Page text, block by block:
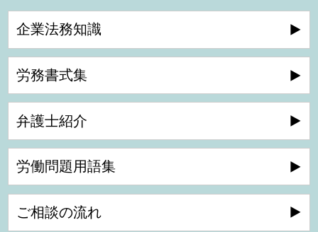
企業法務知識
労務書式集
弁護士紹介
労働問題用語集
ご相談の流れ